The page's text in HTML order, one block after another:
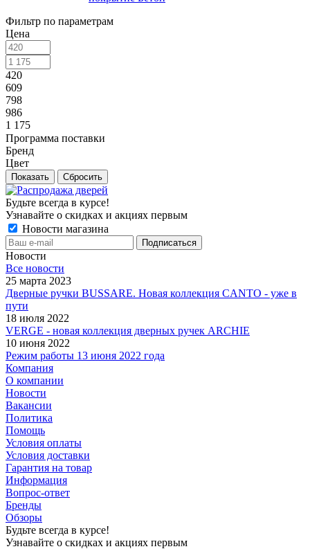
Фильтр по параметрам
Цена
420
609
798
986
1 175
Программа поставки
Бренд
Цвет
Сбросить
Будьте всегда в курсе!
Узнавайте о скидках и акциях первым
Новости магазина
Новости
Все новости
25 марта 2023
Дверные ручки BUSSARE. Новая коллекция CANTO - уже в
пути
18 июля 2022
VERGE - новая коллекция дверных ручек ARCHIE
10 июня 2022
Режим работы 13 июня 2022 года
Компания
О компании
Новости
Вакансии
Политика
Помощь
Условия оплаты
Условия доставки
Гарантия на товар
Информация
Вопрос-ответ
Бренды
Обзоры
Будьте всегда в курсе!
Узнавайте о скидках и акциях первым